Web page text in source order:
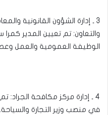
3 ـ إدارة الشؤون القانونية
والتعاون: تم تعيين المدير
الوظيفة العمومية والعمل
4 ـ إدارة مركز مكافحة
في منصب وزير التجارة والسياحة.